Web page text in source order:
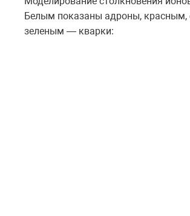
Белым показаны адроны, красным,
зеленым — кварки: